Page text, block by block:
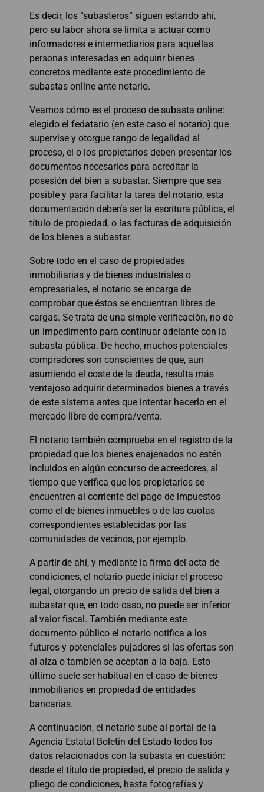
Es decir, los “subasteros” siguen estando ahí,
pero su labor ahora se limita a actuar como
informadores e intermediarios para aquellas
personas interesadas en adquirir bienes
concretos mediante este procedimiento de
subastas online ante notario.
Veamos cómo es el proceso de subasta online:
elegido el fedatario (en este caso el notario) que
supervise y otorgue rango de legalidad al
proceso, el o los propietarios deben presentar los
documentos necesarios para acreditar la
posesión del bien a subastar. Siempre que sea
posible y para facilitar la tarea del notario, esta
documentación debería ser la escritura pública, el
título de propiedad, o las facturas de adquisición
de los bienes a subastar.
Sobre todo en el caso de propiedades
inmobiliarias y de bienes industriales o
empresariales, el notario se encarga de
comprobar que éstos se encuentran libres de
cargas. Se trata de una simple verificación, no de
un impedimento para continuar adelante con la
subasta pública. De hecho, muchos potenciales
compradores son conscientes de que, aun
asumiendo el coste de la deuda, resulta más
ventajoso adquirir determinados bienes a través
de este sistema antes que intentar hacerlo en el
mercado libre de compra/venta.
El notario también comprueba en el registro de la
propiedad que los bienes enajenados no estén
incluidos en algún concurso de acreedores, al
tiempo que verifica que los propietarios se
encuentren al corriente del pago de impuestos
como el de bienes inmuebles o de las cuotas
correspondientes establecidas por las
comunidades de vecinos, por ejemplo.
A partir de ahí, y mediante la firma del acta de
condiciones, el notario puede iniciar el proceso
legal, otorgando un precio de salida del bien a
subastar que, en todo caso, no puede ser inferior
al valor fiscal. También mediante este
documento público el notario notifica a los
futuros y potenciales pujadores si las ofertas son
al alza o también se aceptan a la baja. Esto
último suele ser habitual en el caso de bienes
inmobiliarios en propiedad de entidades
bancarias.
A continuación, el notario sube al portal de la
Agencia Estatal Boletín del Estado todos los
datos relacionados con la subasta en cuestión:
desde el título de propiedad, el precio de salida y
pliego de condiciones, hasta fotografías y